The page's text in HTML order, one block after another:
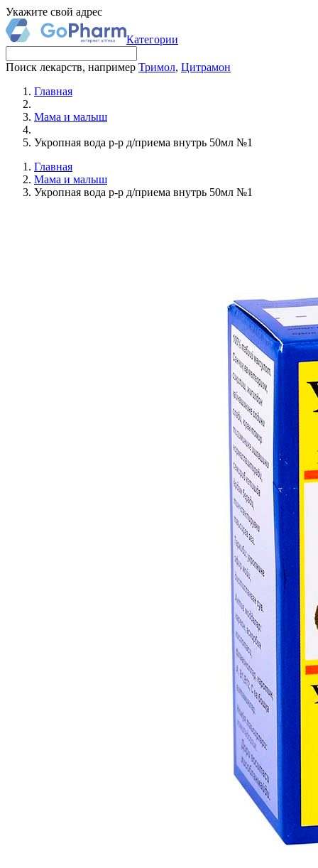
Укажите свой адрес
Категории
Поиск лекарств, например Тримол, Цитрамон
Главная
Мама и малыш
Укропная вода р-р д/приема внутрь 50мл №1
Главная
Мама и малыш
Укропная вода р-р д/приема внутрь 50мл №1